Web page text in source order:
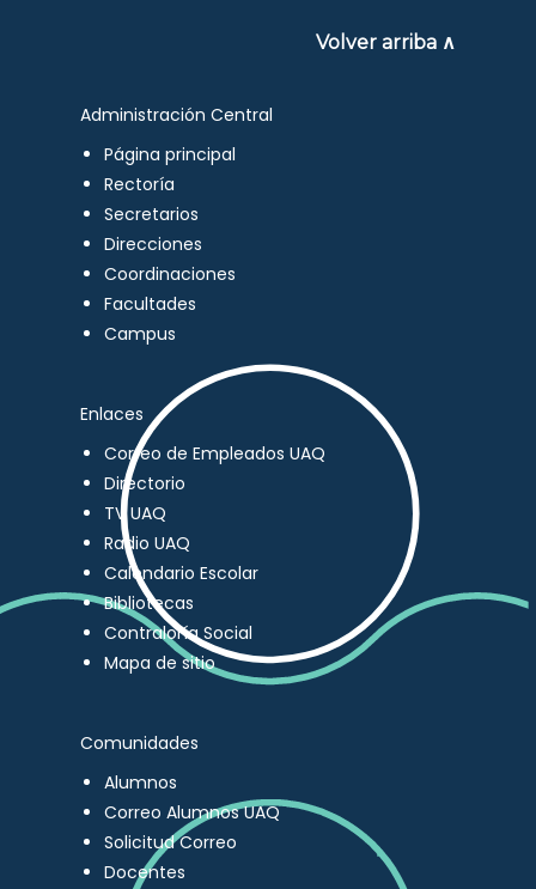
Volver arriba ∧
Administración Central
Página principal
Rectoría
Secretarios
Direcciones
Coordinaciones
Facultades
Campus
Enlaces
Correo de Empleados UAQ
Directorio
TV UAQ
Radio UAQ
Calendario Escolar
Bibliotecas
Contraloría Social
Mapa de sitio
Comunidades
Alumnos
Correo Alumnos UAQ
Solicitud Correo
Docentes